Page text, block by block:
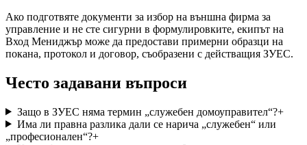
Ако подготвяте документи за избор на външна фирма за
управление и не сте сигурни в формулировките, екипът на
Вход Мениджър може да предостави примерни образци на
покана, протокол и договор, съобразени с действащия ЗУЕС.
Често задавани въпроси
Защо в ЗУЕС няма термин „служебен домоуправител“?+
Има ли правна разлика дали се нарича „служебен“ или
„професионален“?+